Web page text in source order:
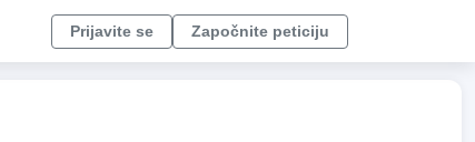
Prijavite se Započnite peticiju